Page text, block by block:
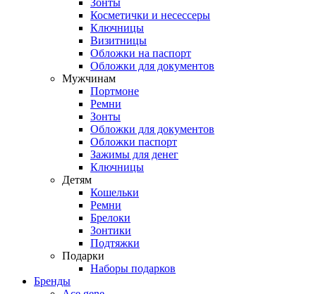
Зонты
Косметички и несессеры
Ключницы
Визитницы
Обложки на паспорт
Обложки для документов
Мужчинам
Портмоне
Ремни
Зонты
Обложки для документов
Обложки паспорт
Зажимы для денег
Ключницы
Детям
Кошельки
Ремни
Брелоки
Зонтики
Подтяжки
Подарки
Наборы подарков
Бренды